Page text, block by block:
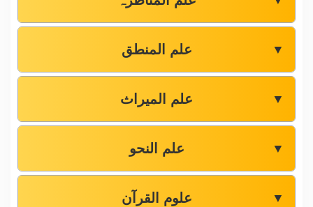
علم المنطق ▼
علم المیراث ▼
علم النحو ▼
علوم القرآن ▼